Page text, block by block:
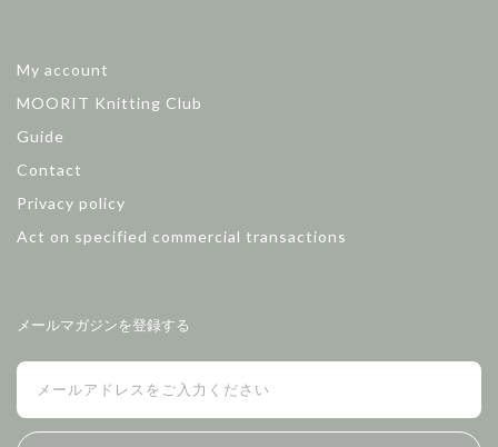
My account
MOORIT Knitting Club
Guide
Contact
Privacy policy
Act on specified commercial transactions
メールマガジンを登録する